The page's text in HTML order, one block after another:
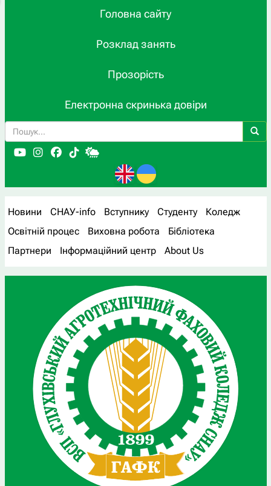
Головна сайту
Розклад занять
Прозорість
Електронна скринька довіри
Новини СНАУ-info Вступнику Студенту
Коледж
Освітній процес
Виховна робота
Бібліотека
Партнери
Інформаційний центр About Us